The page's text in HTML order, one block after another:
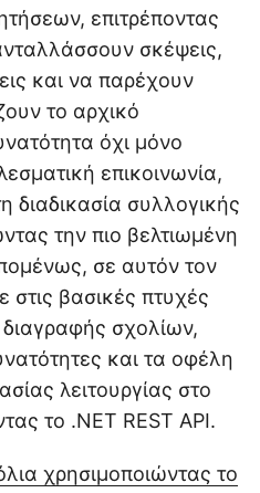
επιτρέποντας
σκέψεις,
και να παρέχουν
το αρχικό
όχι μόνο
επικοινωνία,
διαδικασία συλλογικής
την πιο βελτιωμένη
σε αυτόν τον
βασικές πτυχές
σχολίων,
και τα οφέλη
λειτουργίας στο
το .NET REST API.
χρησιμοποιώντας το